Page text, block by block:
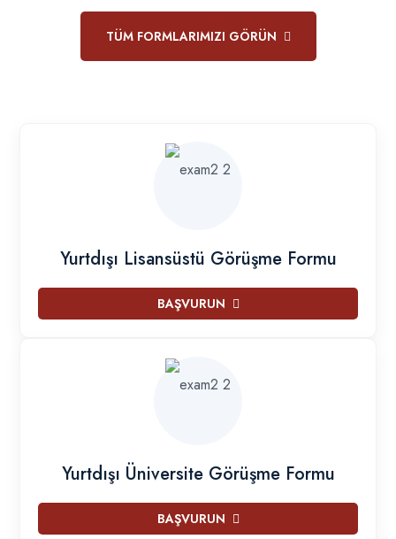
TÜM FORMLARIMIZI GÖRÜN
Yurtdışı Lisansüstü Görüşme Formu
BAŞVURUN
Yurtdışı Üniversite Görüşme Formu
BAŞVURUN